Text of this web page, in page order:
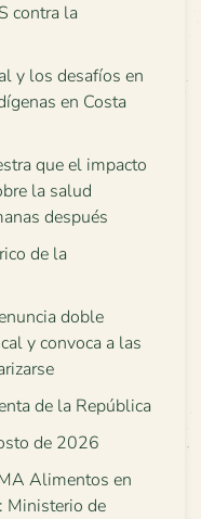
contra la
y los desafíos en
en Costa
que el impacto
la salud
después
de la
doble
y convoca a las
de la República
de 2026
Alimentos en
Ministerio de